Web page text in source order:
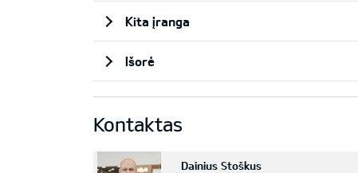
Kita įranga
Išorė
Kontaktas
Dainius Stoškus